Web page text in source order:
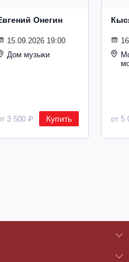
Онегин
15.09.2026 19:00
Дом музыки
3 500 ₽ Купить от 5